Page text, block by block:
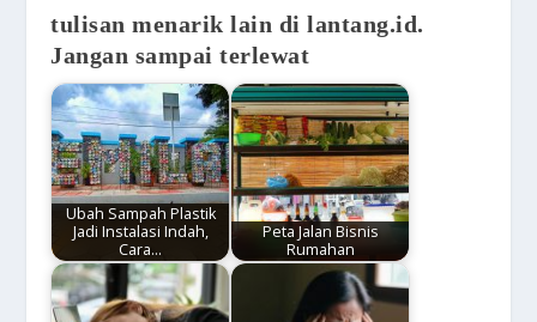
a
t
s
A
p
p
s
s
e
n
g
e
r
l
e
g
r
a
m
a
r
e
tulisan menarik lain di lantang.id.
Jangan sampai terlewat
Ubah Sampah Plastik
Jadi Instalasi Indah,
Cara…
Peta Jalan Bisnis
Rumahan